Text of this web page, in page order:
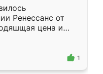
Ренессанс от
цена и
Приехавший
самый
1